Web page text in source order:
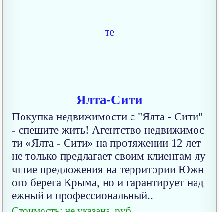
Ялта-Сити
Покупка недвижимости с "Ялта - Сити"
- спешите жить! Агентство недвижимос
ти «Ялта - Сити» на протяжении 12 лет
не только предлагает своим клиентам лу
чшие предложения на территории Южн
ого берега Крыма, но и гарантирует над
ежный и профессиональный..